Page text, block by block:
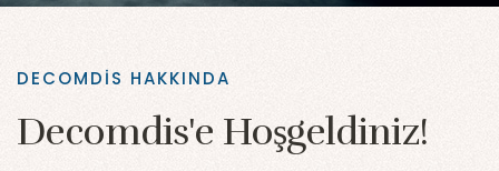
DECOMDIS HAKKINDA
Decomdis'e Hoşgeldiniz!